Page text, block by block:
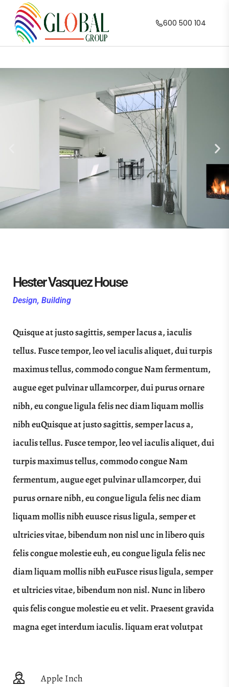
600 500 104
Hester Vasquez House
Design, Building
Quisque at justo sagittis, semper lacus a, iaculis
tellus. Fusce tempor, leo vel iaculis aliquet, dui turpis
maximus tellus, commodo congue Nam fermentum,
augue eget pulvinar ullamcorper, dui purus ornare
nibh, eu congue ligula felis nec diam liquam mollis
nibh euQuisque at justo sagittis, semper lacus a,
iaculis tellus. Fusce tempor, leo vel iaculis aliquet, dui
turpis maximus tellus, commodo congue Nam
fermentum, augue eget pulvinar ullamcorper, dui
purus ornare nibh, eu congue ligula felis nec diam
liquam mollis nibh euusce risus ligula, semper et
ultricies vitae, bibendum non nisl unc in libero quis
felis congue molestie euh, eu congue ligula felis nec
diam liquam mollis nibh euFusce risus ligula, semper
et ultricies vitae, bibendum non nisl. Nunc in libero
quis felis congue molestie eu et velit. Praesent gravida
magna eget interdum iaculis. liquam erat volutpat
Apple Inch